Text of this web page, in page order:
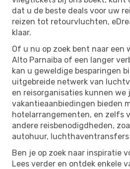
dat u de beste deals voor uw
reizen tot retourvluchten,
klaar.
Of u nu op zoek bent naar een
Alto Parnaiba of een langer
kan u geweldige besparingen
uitgebreide netwerk van
en reisorganisaties kunnen we
vakantieaanbiedingen bieden
hotelarrangementen, en zelfs
andere reisbenodigdheden,
autohuur,
Ben je op zoek naar inspiratie
Lees verder en ontdek enkele